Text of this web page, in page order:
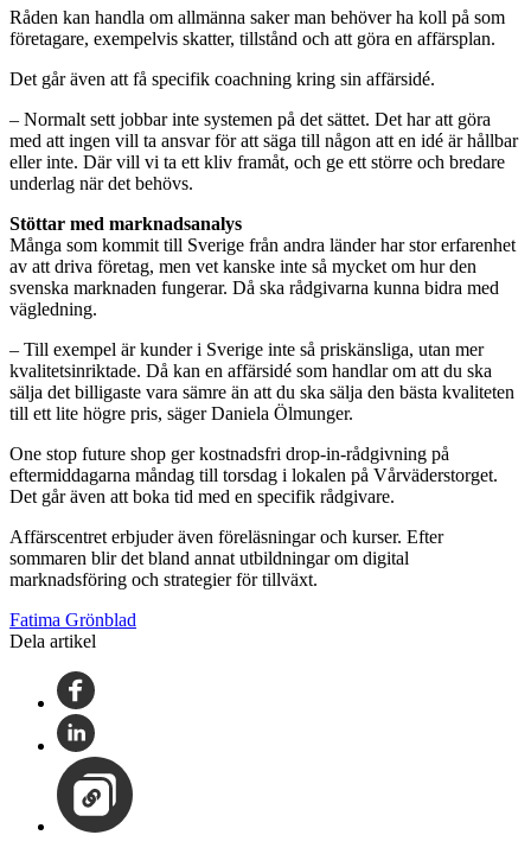
Råden kan handla om allmänna saker man behöver ha koll på som
företagare, exempelvis skatter, tillstånd och att göra en affärsplan.
Det går även att få specifik coachning kring sin affärsidé.
– Normalt sett jobbar inte systemen på det sättet. Det har att göra
med att ingen vill ta ansvar för att säga till någon att en idé är hållbar
eller inte. Där vill vi ta ett kliv framåt, och ge ett större och bredare
underlag när det behövs.
Stöttar med marknadsanalys
Många som kommit till Sverige från andra länder har stor erfarenhet
av att driva företag, men vet kanske inte så mycket om hur den
svenska marknaden fungerar. Då ska rådgivarna kunna bidra med
vägledning.
– Till exempel är kunder i Sverige inte så priskänsliga, utan mer
kvalitetsinriktade. Då kan en affärsidé som handlar om att du ska
sälja det billigaste vara sämre än att du ska sälja den bästa kvaliteten
till ett lite högre pris, säger Daniela Ölmunger.
One stop future shop ger kostnadsfri drop-in-rådgivning på
eftermiddagarna måndag till torsdag i lokalen på Vårväderstorget.
Det går även att boka tid med en specifik rådgivare.
Affärscentret erbjuder även föreläsningar och kurser. Efter
sommaren blir det bland annat utbildningar om digital
marknadsföring och strategier för tillväxt.
Fatima Grönblad
Dela artikel